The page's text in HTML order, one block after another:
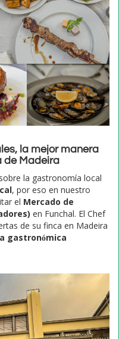
la mejor manera
de Madeira
la gastronomía local
, por eso en nuestro
el Mercado de
en Funchal. El Chef
de su finca en Madeira
gastronómica